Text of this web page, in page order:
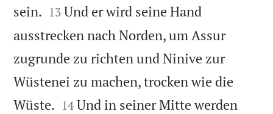
sein. 

13 Und er wird seine Hand
ausstrecken nach Norden, um Assur
zugrunde zu richten und Ninive zur
Wüstenei zu machen, trocken wie die
Wüste. 

14 Und in seiner Mitte werden